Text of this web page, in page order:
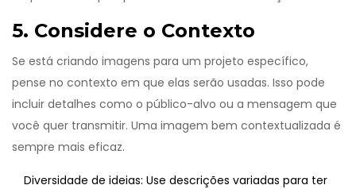
5. Considere o Contexto
Se está criando imagens para um projeto específico,
pense no contexto em que elas serão usadas. Isso pode
incluir detalhes como o público-alvo ou a mensagem que
você quer transmitir. Uma imagem bem contextualizada é
sempre mais eficaz.
Diversidade de ideias: Use descrições variadas para ter